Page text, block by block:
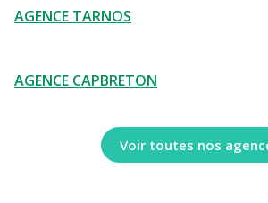
AGENCE TARNOS
AGENCE CAPBRETON
Voir toutes nos